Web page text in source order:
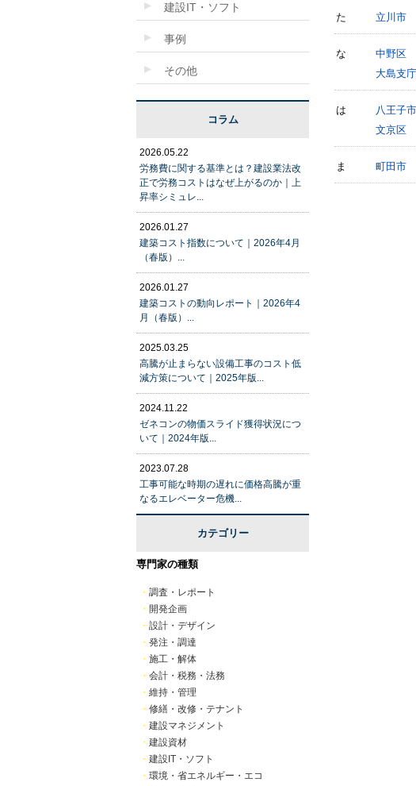
た 立川市
な 中野区
大島支
は 八王子市
文京区
ま 町田市
建設IT・ソフト
事例
その他
コラム
2026.05.22
労務費に関する基準とは？建設業法改
正で労務コストはなぜ上がるのか｜上
昇率シミュレ...
2026.01.27
建築コスト指数について｜2026年4月
（春版）...
2026.01.27
建築コストの動向レポート｜2026年4
月（春版）...
2025.03.25
高騰が止まらない設備工事のコスト低
減方策について｜2025年版...
2024.11.22
ゼネコンの物価スライド獲得状況につ
いて｜2024年版...
2023.07.28
工事可能な時期の遅れに価格高騰が重
なるエレベーター危機...
カテゴリー
専門家の種類
・ 調査・レポート
・ 開発企画
・ 設計・デザイン
・ 発注・調達
・ 施工・解体
・ 会計・税務・法務
・ 維持・管理
・ 修繕・改修・テナント
・ 建設マネジメント
・ 建設資材
・ 建設IT・ソフト
・ 環境・省エネルギー・エコ